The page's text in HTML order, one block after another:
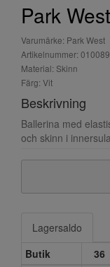
Park West
Varumärke: Park West
Artikelnummer: 010089
Material: Skinn
Färg: Vit
Beskrivning
Ballerina med
och skinn i
Lagersaldo
Butik
36